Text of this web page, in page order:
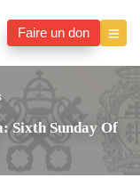
Faire un don
Sixth Sunday Of